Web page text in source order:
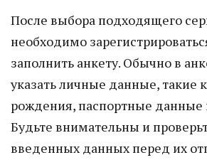
После выбора подходящего
необходимо
заполнить анкету. Обычно в
указать личные данные, такие
рождения, паспортные данные
Будьте внимательны и
введенных данных перед их